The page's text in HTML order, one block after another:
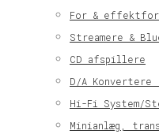
For &
Streamere &
CD afspillere
D/A Konvertere
Hi-Fi System/
Minianlæg,